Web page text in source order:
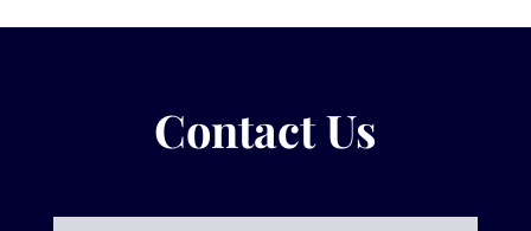
Contact Us